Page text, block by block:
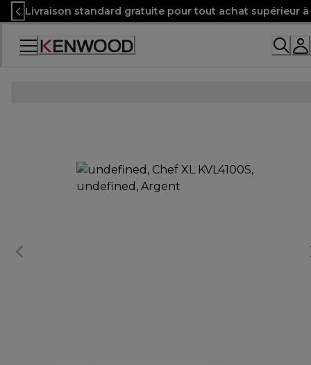
Skip
to
Content
Livraison standard gratuite pour tout achat supérieur
Accessibility